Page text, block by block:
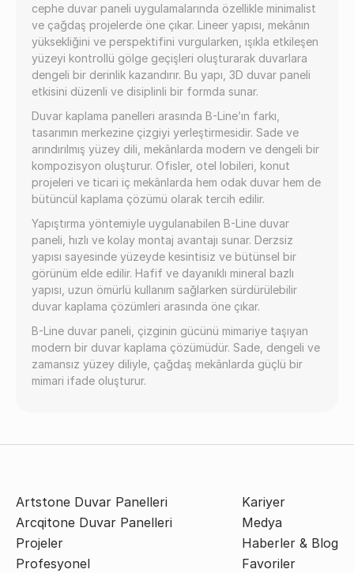
cephe duvar paneli uygulamalarında özellikle minimalist
ve çağdaş projelerde öne çıkar. Lineer yapısı, mekânın
yüksekliğini ve perspektifini vurgularken, ışıkla etkileşen
yüzeyi kontrollü gölge geçişleri oluşturarak duvarlara
dengeli bir derinlik kazandırır. Bu yapı, 3D duvar paneli
etkisini düzenli ve disiplinli bir formda sunar.
Duvar kaplama panelleri arasında B-Line’ın farkı,
tasarımın merkezine çizgiyi yerleştirmesidir. Sade ve
arındırılmış yüzey dili, mekânlarda modern ve dengeli bir
kompozisyon oluşturur. Ofisler, otel lobileri, konut
projeleri ve ticari iç mekânlarda hem odak duvar hem de
bütüncül kaplama çözümü olarak tercih edilir.
Yapıştırma yöntemiyle uygulanabilen B-Line duvar
paneli, hızlı ve kolay montaj avantajı sunar. Derzsiz
yapısı sayesinde yüzeyde kesintisiz ve bütünsel bir
görünüm elde edilir. Hafif ve dayanıklı mineral bazlı
yapısı, uzun ömürlü kullanım sağlarken sürdürülebilir
duvar kaplama çözümleri arasında öne çıkar.
B-Line duvar paneli, çizginin gücünü mimariye taşıyan
modern bir duvar kaplama çözümüdür. Sade, dengeli ve
zamansız yüzey diliyle, çağdaş mekânlarda güçlü bir
mimari ifade oluşturur.
Artstone Duvar Panelleri
Arcqitone Duvar Panelleri
Projeler
Profesyonel
Kariyer
Medya
Haberler & Blog
Favoriler